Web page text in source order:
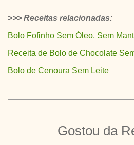
>>> Receitas relacionadas:
Bolo Fofinho Sem Óleo, Sem
Receita de Bolo de Chocolate
Bolo de Cenoura Sem Leite
Gostou da